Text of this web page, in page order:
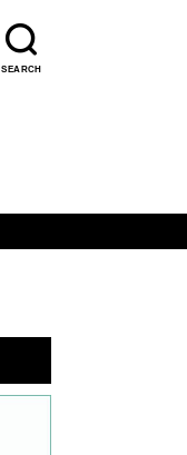
SEARCH